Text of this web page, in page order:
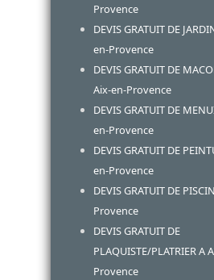
Provence
DEVIS GRATUIT DE
en-Provence
DEVIS GRATUIT DE
Aix-en-Provence
DEVIS GRATUIT DE
en-Provence
DEVIS GRATUIT DE
en-Provence
DEVIS GRATUIT DE
Provence
DEVIS GRATUIT DE
PLAQUISTE/PLATRIER A
Provence